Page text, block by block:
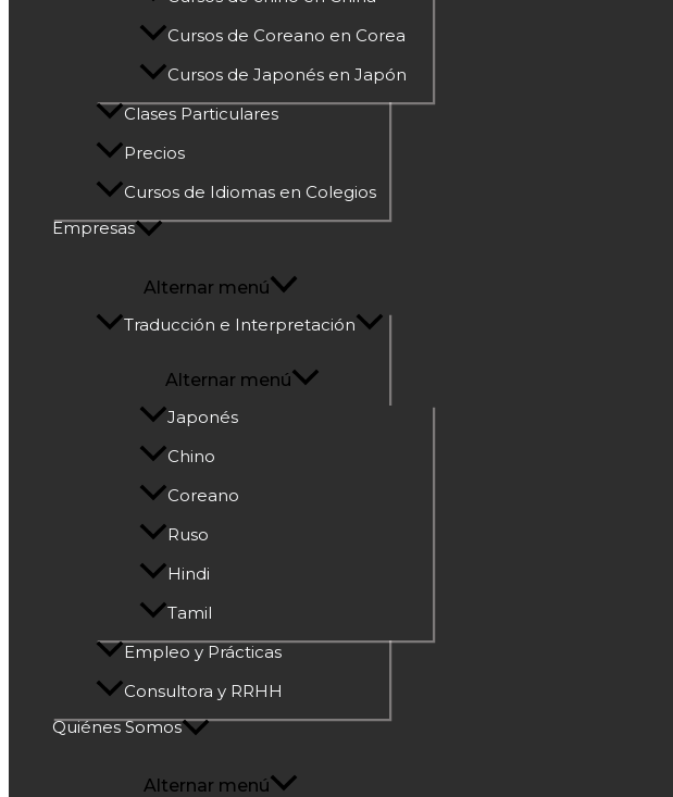
Cursos de Coreano en Corea
Cursos de Japonés en Japón
Clases Particulares
Precios
Cursos de Idiomas en Colegios
Empresas
Alternar menú
Traducción e Interpretación
Alternar menú
Japonés
Chino
Coreano
Ruso
Hindi
Tamil
Empleo y Prácticas
Consultora y RRHH
Quiénes Somos
Alternar menú